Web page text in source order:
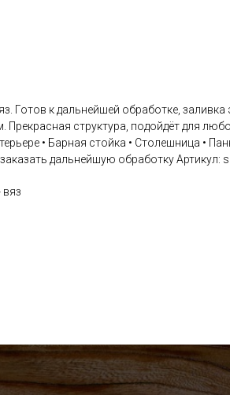
Готов к дальнейшей обработке, заливка
структура, подойдёт для
• Барная стойка • Столешница •
дальнейшую обработку Артикул:
вяз